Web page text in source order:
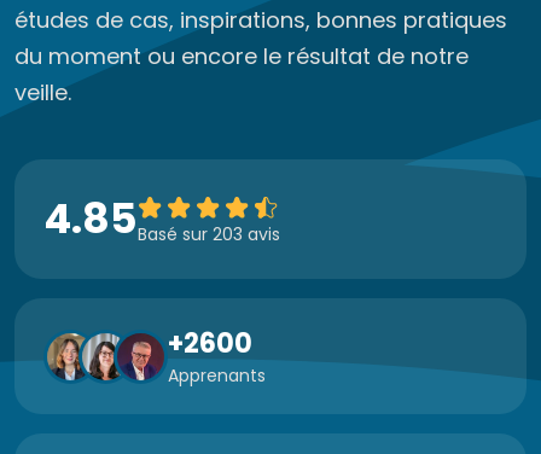
études de cas, inspirations, bonnes pratiques
du moment ou encore le résultat de notre
veille.
4.85Basé sur 203 avis
+2600
Apprenants